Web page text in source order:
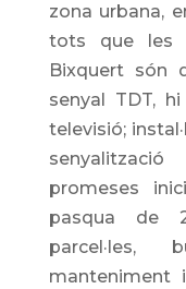
zona urbana,
tots que les
Bixquert són
senyal TDT,
televisió;
promeses
pasqua de
parcel·les,
manteniment